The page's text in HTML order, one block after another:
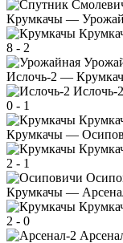
Крумкачы —
8 - 2
Ислочь-2 —
Ислочь-2
0 - 1
Крумкачы —
2 - 1
Крумкачы —
2 - 0